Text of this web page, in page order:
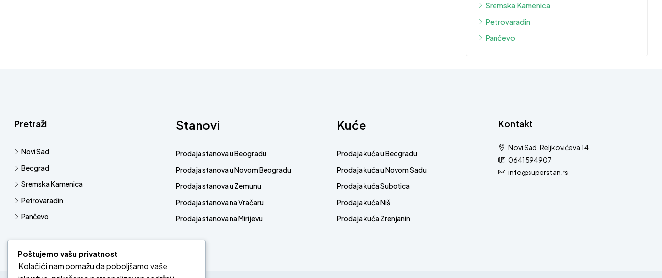
Sremska Kamenica
Petrovaradin
Pančevo
Pretraži
Novi Sad
Beograd
Sremska Kamenica
Petrovaradin
Pančevo
Stanovi
Prodaja stanova u Beogradu
Prodaja stanova u Novom Beogradu
Prodaja stanova u Zemunu
Prodaja stanova na Vračaru
Prodaja stanova na Mirijevu
Kuće
Prodaja kuća u Beogradu
Prodaja kuća u Novom Sadu
Prodaja kuća Subotica
Prodaja kuća Niš
Prodaja kuća Zrenjanin
Kontakt
Novi Sad, Reljkovićeva 14
0641594907
info@superstan.rs
Poštujemo vašu privatnost
Kolačići nam pomažu da poboljšamo vaše